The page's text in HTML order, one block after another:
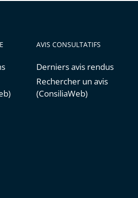
AVIS CONSULTATIFS
Derniers avis rendus
Rechercher un avis
(ConsiliaWeb)